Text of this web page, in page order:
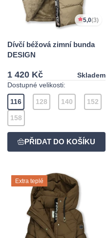
5,0(3)
Dívčí béžová zimní bunda
DESIGN
1 420 Kč
Skladem
Dostupné velikosti:
116 128 140 152
158
Extra teplé